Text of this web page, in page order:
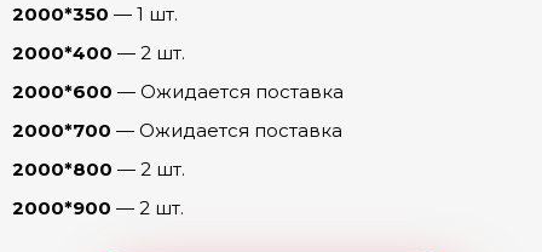
Танго
Твист
2000*350 — 1 шт.
2000*400 — 2 шт.
2000*600 — Ожидается поставка
2000*700 — Ожидается поставка
2000*800 — 2 шт.
2000*900 — 2 шт.